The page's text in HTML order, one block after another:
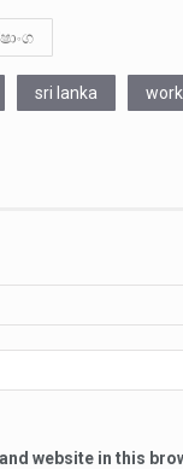
sri lanka
website in this